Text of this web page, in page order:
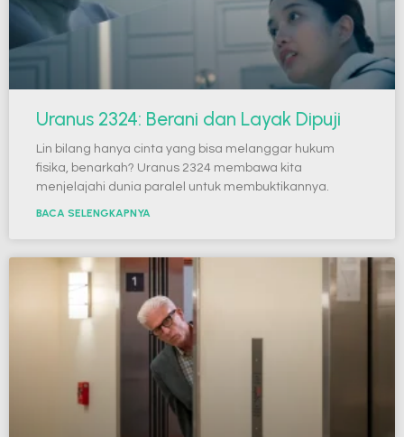
Uranus 2324: Berani dan Layak Dipuji
Lin bilang hanya cinta yang bisa melanggar hukum
fisika, benarkah? Uranus 2324 membawa kita
menjelajahi dunia paralel untuk membuktikannya.
BACA SELENGKAPNYA